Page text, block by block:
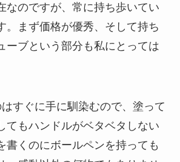
なのですが、常に持ち歩いてい
。まず価格が優秀、そして持ち
ーブという部分も私にとっては
すぐに手に馴染むので、塗って
てもハンドルがベタベタしない
書くのにボールペンを持っても